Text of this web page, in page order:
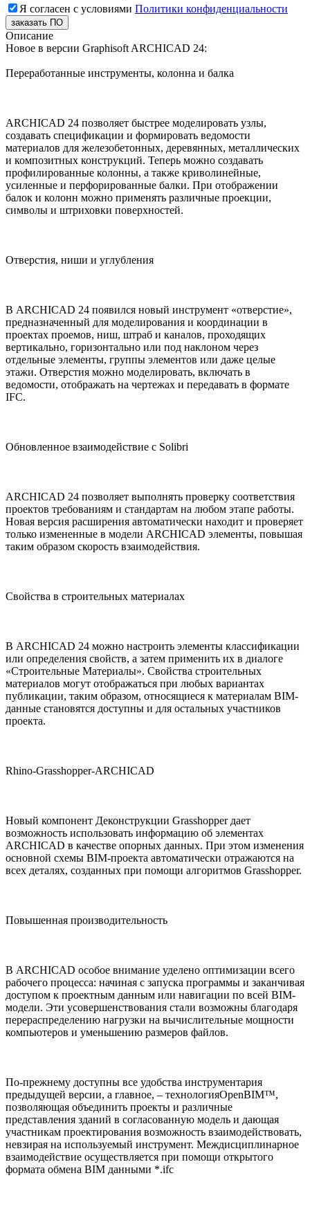
Я согласен с условиями Политики конфиденциальности
заказать ПО
Описание
Новое в версии Graphisoft ARCHICAD 24:
Переработанные инструменты, колонна и балка
ARCHICAD 24 позволяет быстрее моделировать узлы,
создавать спецификации и формировать ведомости
материалов для железобетонных, деревянных, металлических
и композитных конструкций. Теперь можно создавать
профилированные колонны, а также криволинейные,
усиленные и перфорированные балки. При отображении
балок и колонн можно применять различные проекции,
символы и штриховки поверхностей.
Отверстия, ниши и углубления
В ARCHICAD 24 появился новый инструмент «отверстие»,
предназначенный для моделирования и координации в
проектах проемов, ниш, штраб и каналов, проходящих
вертикально, горизонтально или под наклоном через
отдельные элементы, группы элементов или даже целые
этажи. Отверстия можно моделировать, включать в
ведомости, отображать на чертежах и передавать в формате
IFC.
Обновленное взаимодействие с Solibri
ARCHICAD 24 позволяет выполнять проверку соответствия
проектов требованиям и стандартам на любом этапе работы.
Новая версия расширения автоматически находит и проверяет
только измененные в модели ARCHICAD элементы, повышая
таким образом скорость взаимодействия.
Свойства в строительных материалах
В ARCHICAD 24 можно настроить элементы классификации
или определения свойств, а затем применить их в диалоге
«Строительные Материалы». Свойства строительных
материалов могут отображаться при любых вариантах
публикации, таким образом, относящиеся к материалам BIM-
данные становятся доступны и для остальных участников
проекта.
Rhino-Grasshopper-ARCHICAD
Новый компонент Деконструкции Grasshopper дает
возможность использовать информацию об элементах
ARCHICAD в качестве опорных данных. При этом изменения
основной схемы BIM-проекта автоматически отражаются на
всех деталях, созданных при помощи алгоритмов Grasshopper.
Повышенная производительность
В ARCHICAD особое внимание уделено оптимизации всего
рабочего процесса: начиная с запуска программы и заканчивая
доступом к проектным данным или навигации по всей BIM-
модели. Эти усовершенствования стали возможны благодаря
перераспределению нагрузки на вычислительные мощности
компьютеров и уменьшению размеров файлов.
По-прежнему доступны все удобства инструментария
предыдущей версии, а главное, – технологияOpenBIM™,
позволяющая объединить проекты и различные
представления зданий в согласованную модель и дающая
участникам проектирования возможность взаимодействовать,
невзирая на используемый инструмент. Междисциплинарное
взаимодействие осуществляется при помощи открытого
формата обмена BIM данными *.ifc